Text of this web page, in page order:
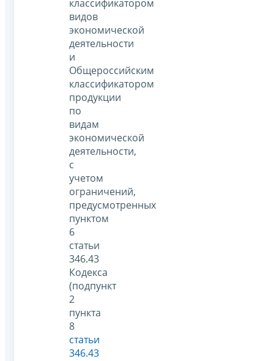
классификатором
видов
экономической
деятельности
и
Общероссийским
классификатором
продукции
по
видам
экономической
деятельности,
с
учетом
ограничений,
предусмотренных
пунктом
6
статьи
346.43
Кодекса
(подпункт
2
пункта
8
статьи
346.43